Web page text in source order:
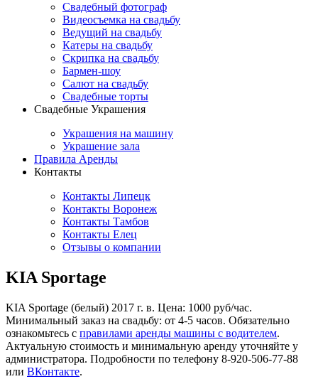
Свадебный фотограф
Видеосъемка на свадьбу
Ведущий на свадьбу
Катеры на свадьбу
Скрипка на свадьбу
Бармен-шоу
Салют на свадьбу
Свадебные торты
Свадебные Украшения
Украшения на машину
Украшение зала
Правила Аренды
Контакты
Контакты Липецк
Контакты Воронеж
Контакты Тамбов
Контакты Елец
Отзывы о компании
KIA Sportage
KIA Sportage (белый) 2017 г. в. Цена: 1000 руб/час.
Минимальный заказ на свадьбу: от 4-5 часов. Обязательно
ознакомьтесь с правилами аренды машины с водителем.
Актуальную стоимость и минимальную аренду уточняйте у
администратора. Подробности по телефону 8-920-506-77-88
или ВКонтакте.